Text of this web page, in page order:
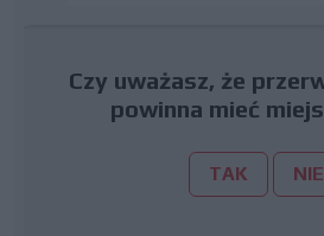
Czy uważasz, że
powinna mieć
TAK NIE